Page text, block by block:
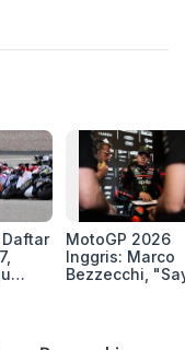
MotoGP 2026
Inggris: Marco
Bezzecchi,